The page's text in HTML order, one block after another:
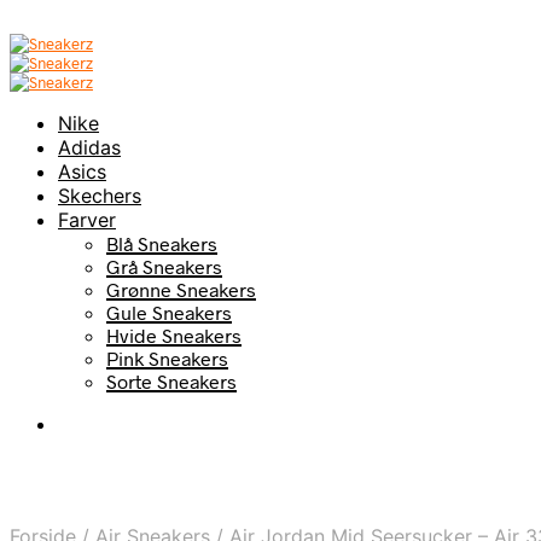
Nike
Adidas
Asics
Skechers
Farver
Blå Sneakers
Grå Sneakers
Grønne Sneakers
Gule Sneakers
Hvide Sneakers
Pink Sneakers
Sorte Sneakers
Forside / Air Sneakers / Air Jordan Mid Seersucker – Air